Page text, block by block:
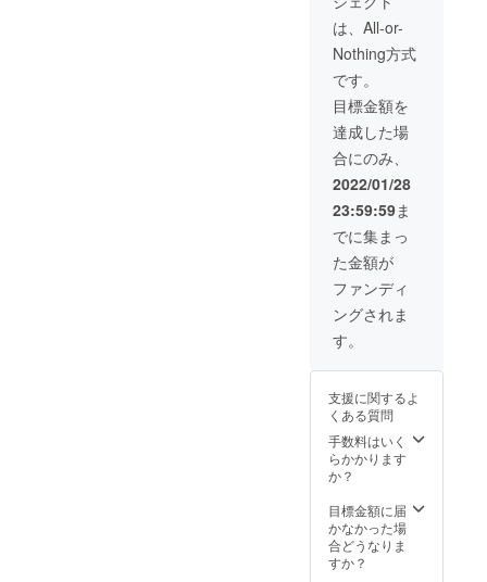
と予定
を合わ
せて行
うもの
ますの
で、相
談日程
を全て
お客様
のご都
合の付
くお日
にちだ
けで進
める事
は難し
いで
す。 ・
は、公
共の場
所での
面会を
よろし
くお願
す。 ・
服や靴
など商
▼注意
・最大3
名の
方々
同で開
発する
商品に
なりま
すの
で、全
お客様
の意向
通りの
靴下を
作る事
は難し
い事が
す。ご
了承下
さいま
すよう
宜しく
お願い
す。 ・
商品開
発にか
ご提供
しま
す。 ・
内容や
要相談
となり
ます。1
度目の
相談の
期間は
させて
頂きま
す。
（2022
年2月〜
2022年
4月）
SNSで
のPRは
靴下の
お届け
が完了
した翌
とさせ
て頂き
ます。
同時に
お届け
しま
す。 ・
は、ご
登録頂
いてい
るメー
ルアド
レス宛
にメー
ルにて
お送り
させて
頂きま
す。 ▼
注意 ・
をお選
びくだ
さい。
・備考
欄にお
名前
ナフル
ネー
ム）で
営、
Regra
の講演
ん、
引っ越
しのお
手伝い
から、
個人面
談や子
守りま
で、あ
らゆる
要求に1
日
15000
す！ ・
日程は
要相談
となり
ます。
〈2022
2022年
12月〉
・稼働
時間は
は、All-or-
Nothing方式
です。
目標金額を
達成した場
合にのみ、
2022/01/28
23:59:59ま
でに集まっ
た金額が
ファンディ
ングされま
す。
支援に関するよ
くある質問
手数料はいく
らかかります
か？
目標金額に届
かなかった場
合どうなりま
すか？